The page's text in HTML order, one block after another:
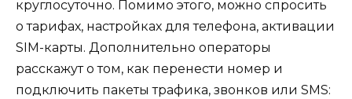
круглосуточно. Помимо этого, можно спросить
о тарифах, настройках для телефона, активации
SIM-карты. Дополнительно операторы
расскажут о том, как перенести номер и
подключить пакеты трафика, звонков или SMS: